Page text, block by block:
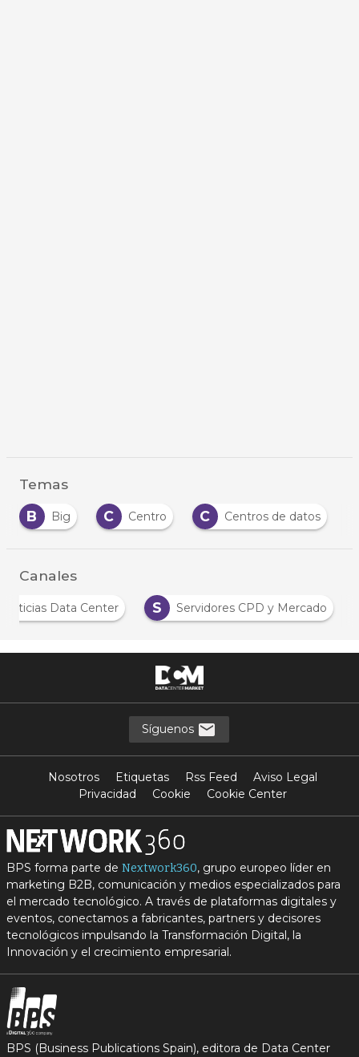
Temas
B
Big C Centro C Centros de datos
Canales
Noticias Data Center S Servidores CPD y Mercado
Síguenos
Nosotros Etiquetas Rss Feed
Aviso Legal
Privacidad
Cookie Cookie Center
BPS forma parte de Nextwork360, grupo europeo líder en
marketing B2B, comunicación y medios especializados para
el mercado tecnológico. A través de plataformas digitales y
eventos, conectamos a fabricantes, partners y decisores
tecnológicos impulsando la Transformación Digital, la
Innovación y el crecimiento empresarial.
BPS (Business Publications Spain), editora de Data Center